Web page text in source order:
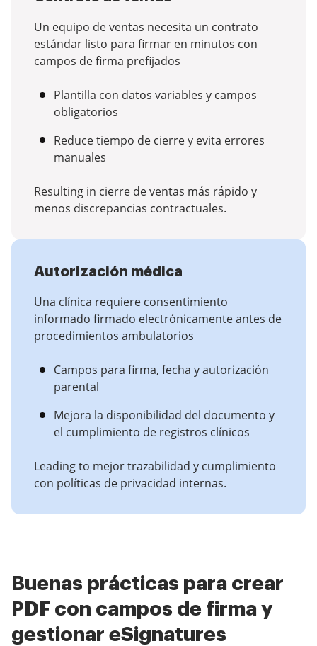
Un equipo de ventas necesita un contrato
estándar listo para firmar en minutos con
campos de firma prefijados
Plantilla con datos variables y campos
obligatorios
Reduce tiempo de cierre y evita errores
manuales
Resulting in cierre de ventas más rápido y
menos discrepancias contractuales.
Autorización médica
Una clínica requiere consentimiento
informado firmado electrónicamente antes de
procedimientos ambulatorios
Campos para firma, fecha y autorización
parental
Mejora la disponibilidad del documento y
el cumplimiento de registros clínicos
Leading to mejor trazabilidad y cumplimiento
con políticas de privacidad internas.
Buenas prácticas para crear
PDF con campos de firma y
gestionar eSignatures